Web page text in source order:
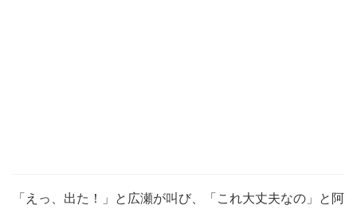
「えっ、出た！」と広瀬が叫び、「これ大丈夫なの」と阿